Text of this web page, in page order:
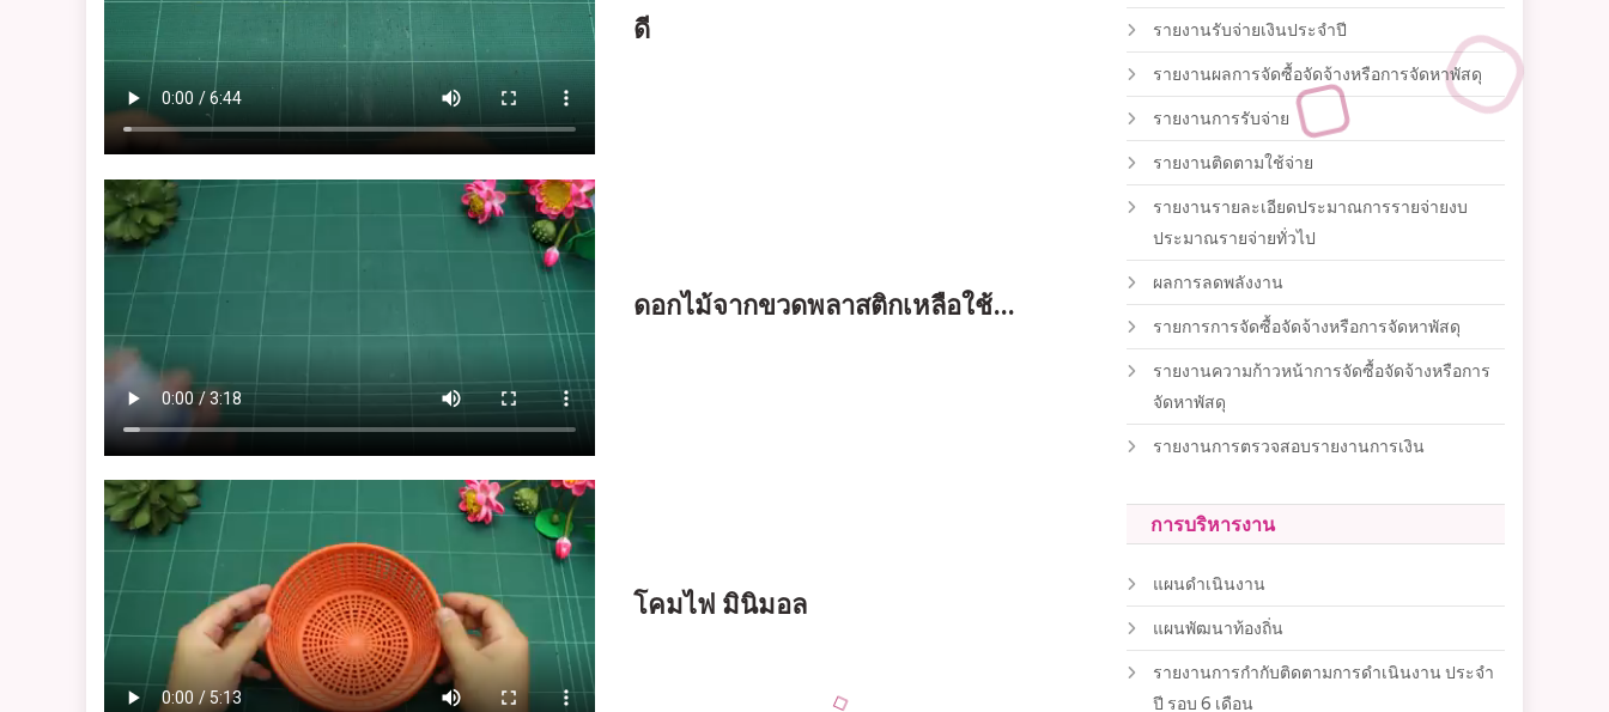
ดี
ดอกไม้จากขวดพลาสติกเหลือใช้…
โคมไฟ มินิมอล
รายงานรับจ่ายเงินประจำปี
รายงานผลการจัดซื้อจัดจ้างหรือการจัดหาพัสดุ
รายงานการรับจ่าย
รายงานติดตามใช้จ่าย
รายงานรายละเอียดประมาณการรายจ่ายงบ
ประมาณรายจ่ายทั่วไป
ผลการลดพลังงาน
รายการการจัดซื้อจัดจ้างหรือการจัดหาพัสดุ
รายงานความก้าวหน้าการจัดซื้อจัดจ้างหรือการ
จัดหาพัสดุ
รายงานการตรวจสอบรายงานการเงิน
การบริหารงาน
แผนดำเนินงาน
แผนพัฒนาท้องถิ่น
รายงานการกำกับติดตามการดำเนินงาน ประจำ
ปี รอบ 6 เดือน